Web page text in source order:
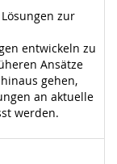
zur
entwickeln zu
Ansätze
aus gehen,
an aktuelle
werden.